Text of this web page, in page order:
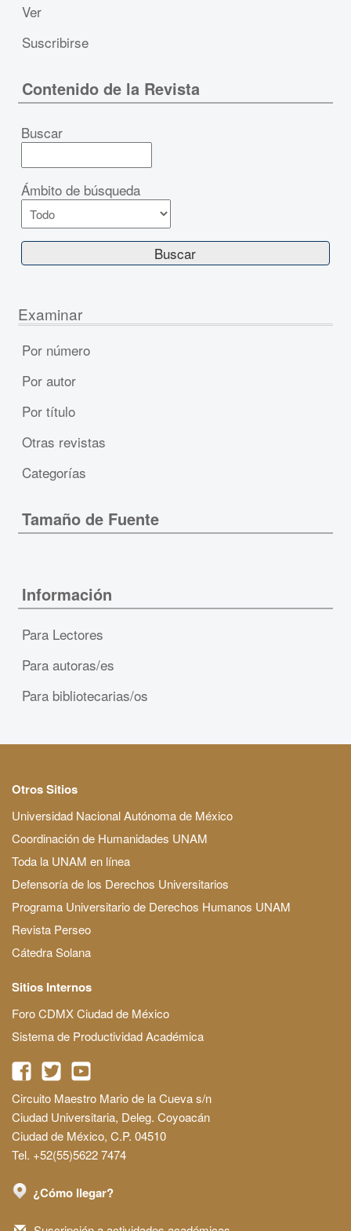
Ver
Suscribirse
Contenido de la Revista
Buscar
Ámbito de búsqueda
Examinar
Por número
Por autor
Por título
Otras revistas
Categorías
Tamaño de Fuente
Información
Para Lectores
Para autoras/es
Para bibliotecarias/os
Otros Sitios
Universidad Nacional Autónoma de México
Coordinación de Humanidades UNAM
Toda la UNAM en línea
Defensoría de los Derechos Universitarios
Programa Universitario de Derechos Humanos UNAM
Revista Perseo
Cátedra Solana
Sitios Internos
Foro CDMX Ciudad de México
Sistema de Productividad Académica
Circuito Maestro Mario de la Cueva s/n
Ciudad Universitaria, Deleg. Coyoacán
Ciudad de México, C.P. 04510
Tel. +52(55)5622 7474
¿Cómo llegar?